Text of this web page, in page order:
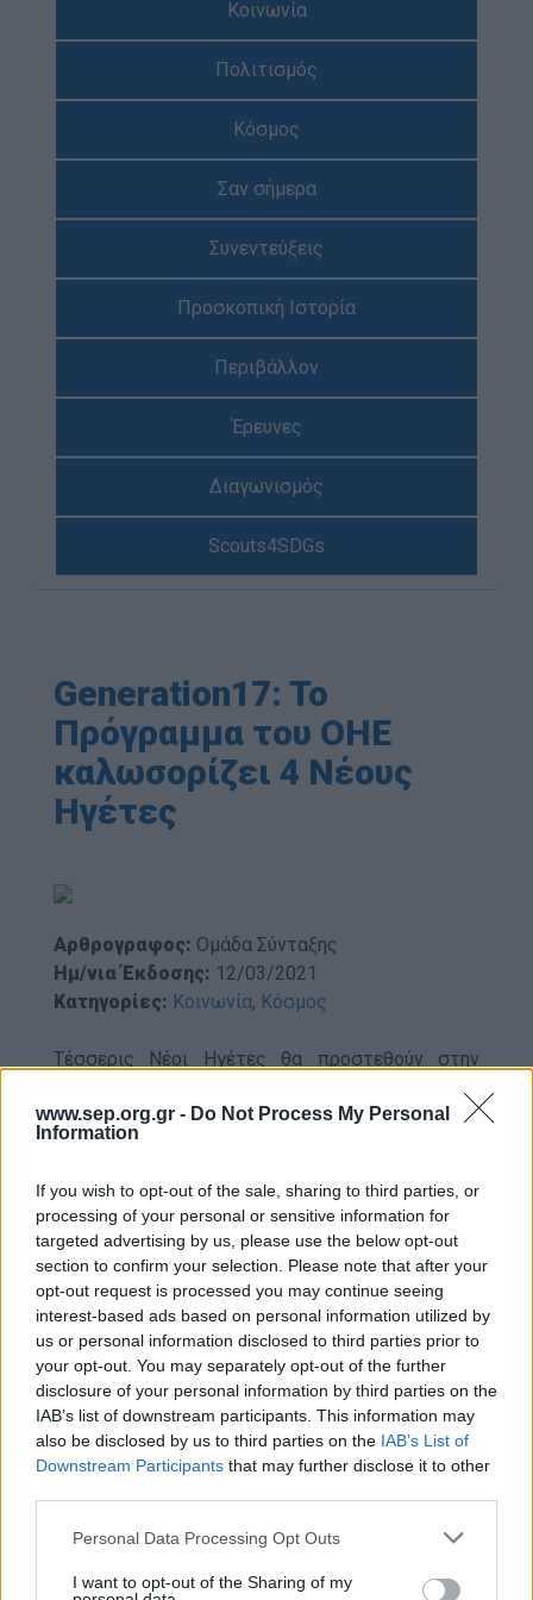
www.sep.org.gr - Do Not Process My Personal
Information
If you wish to opt-out of the sale, sharing to third parties, or
processing of your personal or sensitive information for
targeted advertising by us, please use the below opt-out
section to confirm your selection. Please note that after your
opt-out request is processed you may continue seeing
interest-based ads based on personal information utilized by
us or personal information disclosed to third parties prior to
your opt-out. You may separately opt-out of the further
disclosure of your personal information by third parties on the
IAB’s list of downstream participants. This information may
also be disclosed by us to third parties on the IAB’s List of
Downstream Participants that may further disclose it to other
Please note that this website/app uses one or more Google
not limited to your visit or usage behaviour. You may click to
Personal Data Processing Opt Outs
I want to opt-out of the Sharing of my
Η Προσκοπική Μέθοδος
Προσκοπικό Πρόγραμμα
Στόχοι Βιώσιμης Ανάπτυξης
Earth Tribe
Ομάδα Διάσωσης Άγριας Ζωής
Νέα
Media Center
Δελτία Τύπου
Φωτογραφικό Υλικό
Λογότυπα
Κοινωνία
Πολιτισμός
Κόσμος
Σαν σήμερα
Συνεντεύξεις
Προσκοπική Ιστορία
Περιβάλλον
Έρευνες
Διαγωνισμός
Scouts4SDGs
Generation17: To
Πρόγραμμα του ΟΗΕ
καλωσορίζει 4 Νέους
Ηγέτες
Αρθρογραφος: Ομάδα Σύνταξης
Ημ/νια Έκδοσης: 12/03/2021
Κατηγορίες: Κοινωνία, Κόσμος
Τέσσερις Νέοι Ηγέτες θα προστεθούν στην
, την ομάδα εμπνευσμένων ηγετών,
ηλικίας 23 έως 30 ετών, που καινοτομούν για
την ανθρωπότητα και μάχονται για την
Πρόκειται για μία πρωτοβουλία που εντάσσεται
στο πλαίσιο σχεδίου δράσης από κοινού με το
Πρόγραμμα των Ηνωμένων Εθνών για την
Ανάπτυξη (UNDP). Στόχος είναι η επιτάχυνση
των 17 Παγκόσμιων Στόχων, γνωστοί και ως
Στόχοι Βιώσιμης Ανάπτυξης, που αποτελούν ένα
κάλεσμα σε δράση για τη διασφάλιση της
ειρήνης και της ευημερίας για τους ανθρώπους
και τον πλανήτη έως το 2030.
αγωνίζονται για θέματα ανισότητας και
καταπάτησης των ανθρωπίνων δικαιωμάτων,